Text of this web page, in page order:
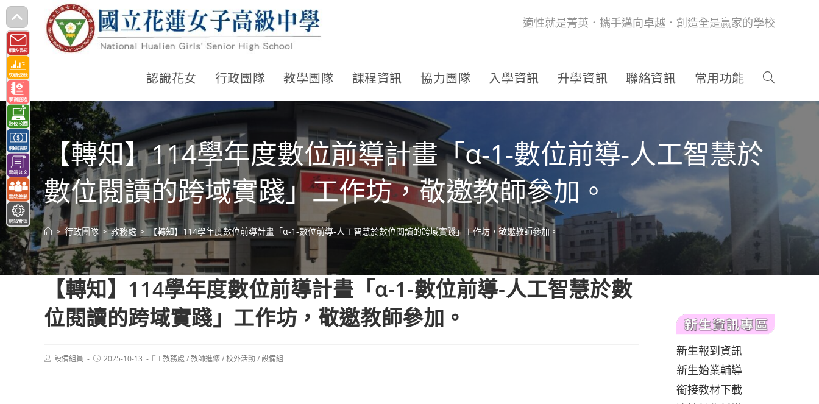
跳
轉
至
主
要
內
容
適性就是菁英．攜手邁向卓越．創造全是贏家的學校
認識花女 行政團隊 教學團隊 課程資訊 協力團隊 入學資訊 升學資訊 聯絡資訊 常用功能
【轉知】114學年度數位前導計畫「α-1-數位前導-人工智慧於
數位閱讀的跨域實踐」工作坊，敬邀教師參加。
> 行政團隊 > 教務處 > 【轉知】114學年度數位前導計畫「α-1-數位前導-人工智慧於數位閱讀的跨域實踐」工作坊，敬邀教師參加。
【轉知】114學年度數位前導計畫「α-1-數位前導-人工智慧於數
位閱讀的跨域實踐」工作坊，敬邀教師參加。
Post設備組員
Post2025-10-13
Post教務處 /教師進修/校外活動/設備組
新生報到資訊
新生始業輔導
銜接教材下載